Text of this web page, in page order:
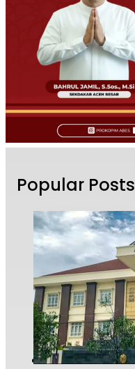
Popular Posts